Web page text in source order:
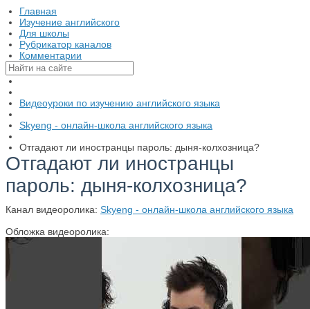
Главная
Изучение английского
Для школы
Рубрикатор каналов
Комментарии
Видеоуроки по изучению английского языка
Skyeng - онлайн-школа английского языка
Отгадают ли иностранцы пароль: дыня-колхозница?
Отгадают ли иностранцы
пароль: дыня-колхозница?
Канал видеоролика: Skyeng - онлайн-школа английского языка
Обложка видеоролика: